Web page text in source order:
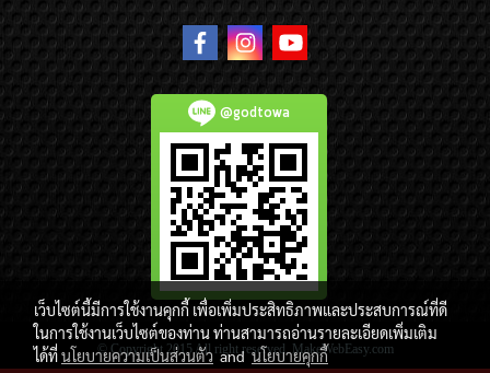
@godtowa
© Copyright 2015 All right reserved. MakeWebEasy.com
เว็บไซต์นี้มีการใช้งานคุกกี้ เพื่อเพิ่มประสิทธิภาพและประสบการณ์ที่ดี
ในการใช้งานเว็บไซต์ของท่าน ท่านสามารถอ่านรายละเอียดเพิ่มเติม
ได้ที่นโยบายความเป็นส่วนตัวandนโยบายคุกกี้